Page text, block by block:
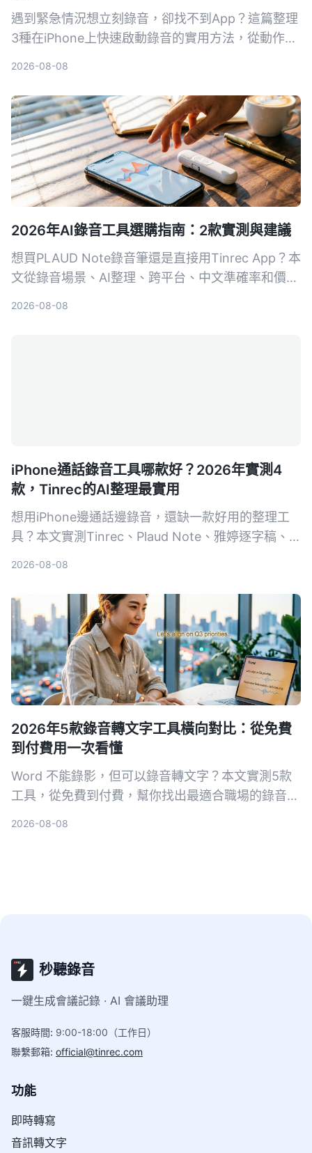
遇到緊急情況想立刻錄音，卻找不到App？這篇整理
3種在iPhone上快速啟動錄音的實用方法，從動作按
只快速啟動，錄完還能自動整理摘要、待辦事項，真
的超方便。
2026-08-08
2026年AI錄音工具選購指南：2款實測與建議
想買PLAUD Note錄音筆還是直接用Tinrec App？本
文從錄音場景、AI整理、跨平台、中文準確率和價格
2026-08-08
iPhone通話錄音工具哪款好？2026年實測4
款，Tinrec的AI整理最實用
想用iPhone邊通話邊錄音，還缺一款好用的整理工
具？本文實測Tinrec、Plaud Note、雅婷逐字稿、
2026-08-08
2026年5款錄音轉文字工具橫向對比：從免費
到付費用一次看懂
Word 不能錄影，但可以錄音轉文字？本文實測5款
工具，從免費到付費，幫你找出最適合職場的錄音轉
2026-08-08
秒聽錄音
一鍵生成會議記錄 · AI 會議助理
客服時間: 9:00-18:00（工作日）
聯繫郵箱: official@tinrec.com
功能
即時轉寫
音訊轉文字